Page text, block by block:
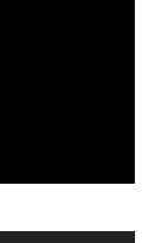
01:04